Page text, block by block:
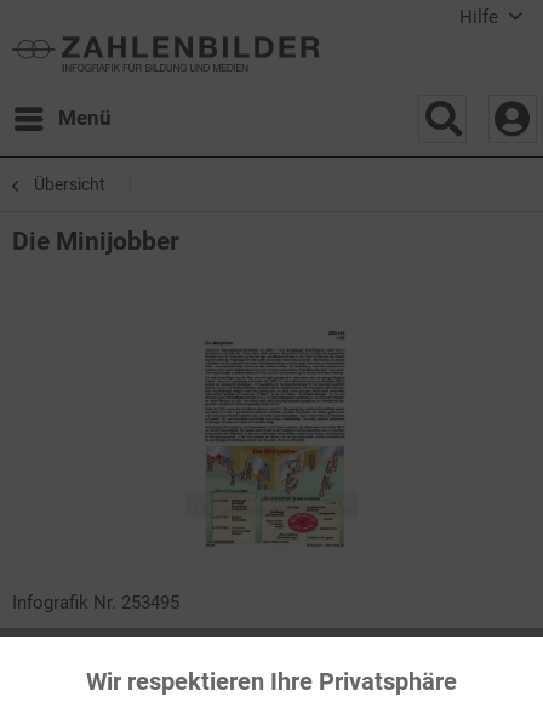
Hilfe
Menü
Übersicht
Die Minijobber
Infografik Nr. 253495
Deutschland kommen 20 Minijobber. Insgesamt gehen rund 7
Funktionale Aktiv
Wir respektieren Ihre Privatsphäre